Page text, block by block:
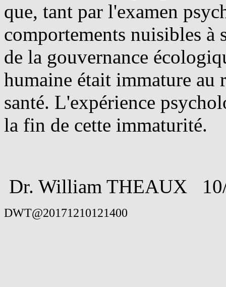
que, tant par l'examen
comportements nuisibles à
de la gouvernance
humaine était immature au
santé. L'expérience
la fin de cette immaturité.
Dr. William THEAUX
DWT@20171210121400